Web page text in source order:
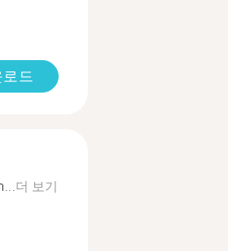
드
더 보기